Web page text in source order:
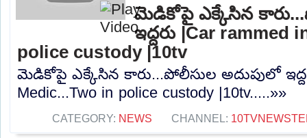
మెడికోపై ఎక్కేసిన
ఇద్దరు |Car rammed
police custody |10tv
మెడికోపై ఎక్కేసిన కారు...పోలీసుల అదుపులో
Medic...Two in police custody |10tv.....»»
CATEGORY: NEWS CHANNEL: